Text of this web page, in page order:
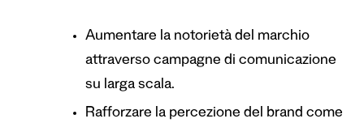
Aumentare la notorietà del marchio
attraverso campagne di comunicazione
su larga scala.
Rafforzare la percezione del brand come